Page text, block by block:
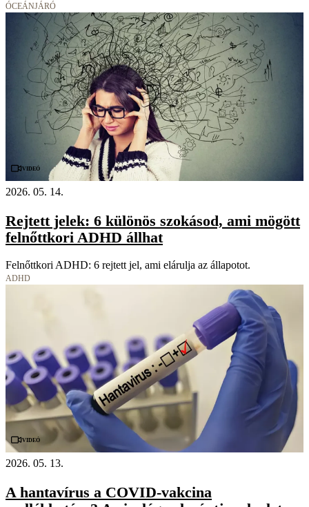
ÓCEÁNJÁRÓ
Videó
2026. 05. 14.
Rejtett jelek: 6 különös szokásod, ami mögött
felnőttkori ADHD állhat
Felnőttkori ADHD: 6 rejtett jel, ami elárulja az állapotot.
ADHD
Videó
2026. 05. 13.
A hantavírus a COVID-vakcina